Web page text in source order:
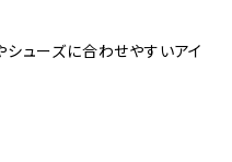
ューズに合わせやすいアイ